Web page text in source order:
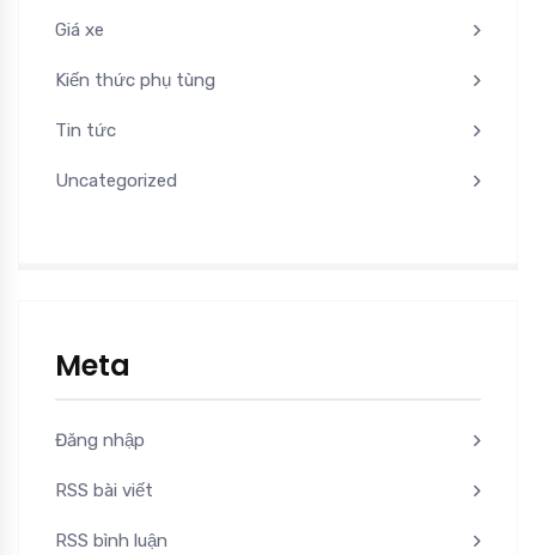
Giá xe
Kiến thức phụ tùng
Tin tức
Uncategorized
Meta
Đăng nhập
RSS bài viết
RSS bình luận